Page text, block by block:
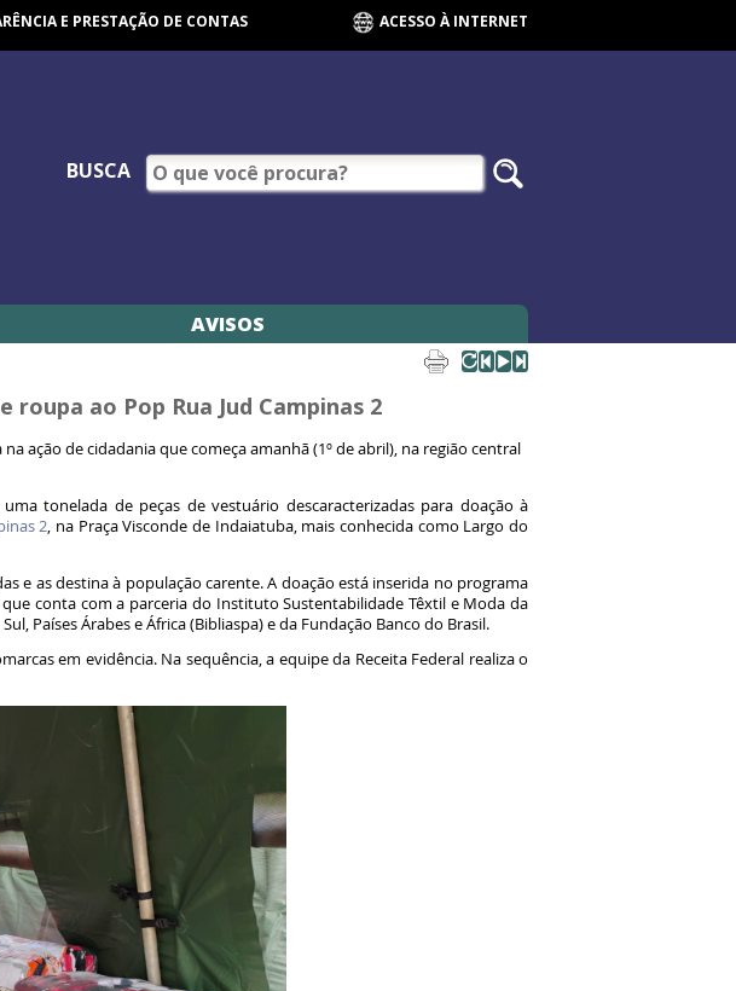
E PRESTAÇÃO DE CONTAS ACESSO À INTERNET
BUSCA
AVISOS
ao Pop Rua Jud Campinas 2
ação de cidadania que começa amanhã (1º de abril), na região central
tonelada de peças de vestuário descaracterizadas para doação à
2, na Praça Visconde de Indaiatuba, mais conhecida como Largo do
e as destina à população carente. A doação está inserida no programa
conta com a parceria do Instituto Sustentabilidade Têxtil e Moda da
Países Árabes e África (Bibliaspa) e da Fundação Banco do Brasil.
em evidência. Na sequência, a equipe da Receita Federal realiza o